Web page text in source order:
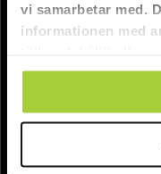
vi samarbetar med.
informationen med
använt deras
Returer
Kontakta oss
E-post: